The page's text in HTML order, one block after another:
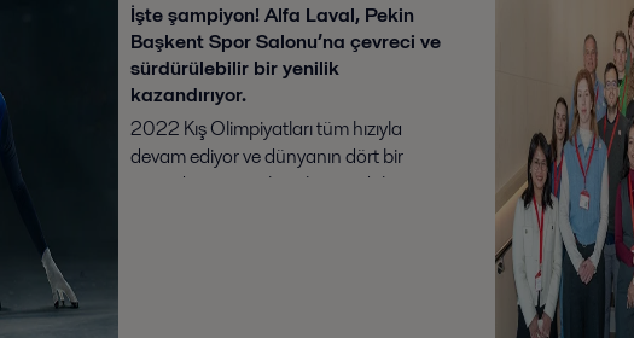
İşte şampiyon! Alfa Laval, Pekin
Başkent Spor Salonu’na çevreci ve
sürdürülebilir bir yenilik
kazandırıyor.
2022 Kış Olimpiyatları tüm hızıyla
devam ediyor ve dünyanın dört bir
yanından sporcular, altın madalya